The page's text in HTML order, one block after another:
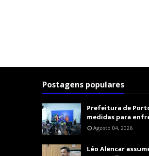
Postagens populares
Prefeitura de
medidas para
Agosto 04, 2026
Léo Alencar